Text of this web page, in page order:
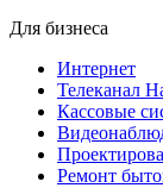
Для бизнеса
Интернет
Телеканал
Кассовые
Ремонт